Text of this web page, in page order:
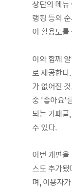
상단의 메뉴
랭킹 등의
어 활용도
이와 함께
로 제공한다
가 없어진
중 ‘좋아요
되는 카페
수 있다.
이번 개편
스도 추가
며, 이용자